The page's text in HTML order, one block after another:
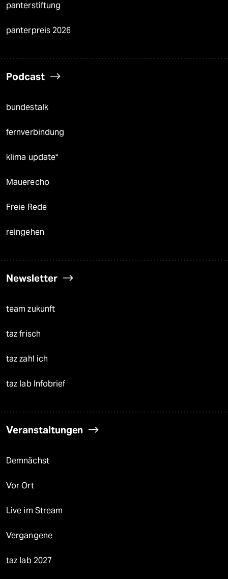
panterstiftung
panterpreis 2026
Podcast
bundestalk
fernverbindung
klima update°
Mauerecho
Freie Rede
reingehen
Newsletter
team zukunft
taz frisch
taz zahl ich
taz lab Infobrief
Veranstaltungen
Demnächst
Vor Ort
Live im Stream
Vergangene
taz lab 2027